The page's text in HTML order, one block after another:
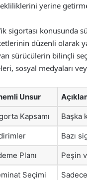
yerine
sigortası konusunda
düzenli olarak
sürücülerin bilinçli
sosyal medyaları
Unsur
Kapsamı Başka
Bazı
Planı Peşin
Seçimi